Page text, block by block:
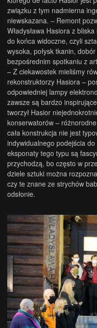
związku z tym nadmierna
niewskazana. – Remont
Władysława Hasiora z
do końca widoczne, czyli
wysoka, połysk tkanin,
bezpośrednim spotkaniu z
– Z ciekawostek mieliśmy
rekonstruktorzy Hasiora –
odpowiedniej lampy
zawsze są bardzo
tworzył Hasior
konserwatorów –
cała konstrukcja nie jest
indywidualnego podejścia
eksponaty tego typu są
przychodzą, bo często w
dziele sztuki można
czy te znane ze strychów
odsłonie.